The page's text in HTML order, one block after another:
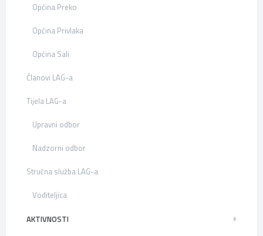
Općina Preko
Općina Privlaka
Općina Sali
Članovi LAG-a
Tijela LAG-a
Upravni odbor
Nadzorni odbor
Stručna služba LAG-a
Voditeljica
AKTIVNOSTI